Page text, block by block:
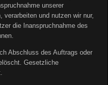
unserer
verarbeiten und nutzen wir nur,
die Inanspruchnahme des
Abschluss des Auftrags oder
Gesetzliche